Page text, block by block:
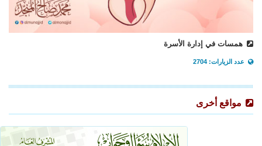
همسات في إدارة الأسرة
عدد الزيارات: 2704
مواقع أخرى